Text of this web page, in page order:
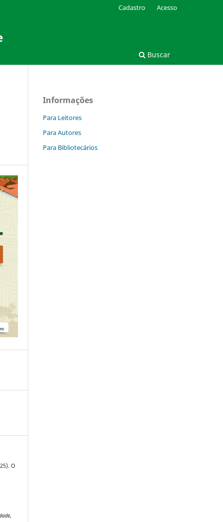
Buscar
Cadastro Acesso
O
,
Informações
Para Leitores
Para Autores
Para Bibliotecários